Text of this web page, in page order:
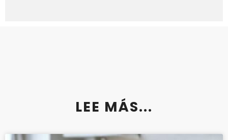
LEE MÁS...